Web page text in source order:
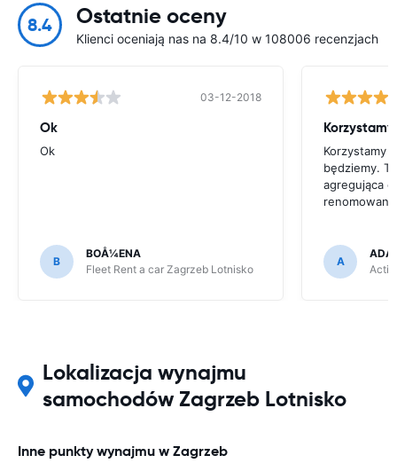
8.4 Ostatnie oceny
Klienci oceniają nas na 8.4/10 w 108006 recenzjach
03-12-2018
Ok
Ok
B
BOÅ¼ENA
Fleet Rent a car Zagrzeb Lotnisko
Korzystamy
będziemy.
agregująca
A
Lokalizacja wynajmu
samochodów Zagrzeb Lotnisko
Inne punkty wynajmu w Zagrzeb